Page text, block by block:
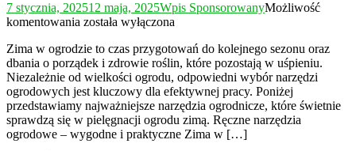
7 stycznia, 202512 maja, 2025Wpis SponsorowanyMożliwość
komentowania Zima
ogrodzie
–
jakie
narzędzia
ogrodowe
pomogą
w
została wyłączona
Zima w ogrodzie to czas przygotowań do kolejnego sezonu oraz
dbania o porządek i zdrowie roślin, które pozostają w uśpieniu.
Niezależnie od wielkości ogrodu, odpowiedni wybór narzędzi
ogrodowych jest kluczowy dla efektywnej pracy. Poniżej
przedstawiamy najważniejsze narzędzia ogrodnicze, które świetnie
sprawdzą się w pielęgnacji ogrodu zimą. Ręczne narzędzia
ogrodowe – wygodne i praktyczne Zima w […]